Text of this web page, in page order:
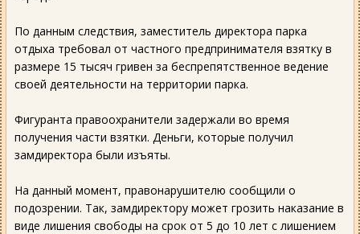
По данным следствия, заместитель директора парка
отдыха требовал от частного предпринимателя взятку в
размере 15 тысяч гривен за беспрепятственное ведение
своей деятельности на территории парка.
Фигуранта правоохранители задержали во время
получения части взятки. Деньги, которые получил
замдиректора были изъяты.
На данный момент, правонарушителю сообщили о
подозрении. Так, замдиректору может грозить наказание в
виде лишения свободы на срок от 5 до 10 лет с лишением